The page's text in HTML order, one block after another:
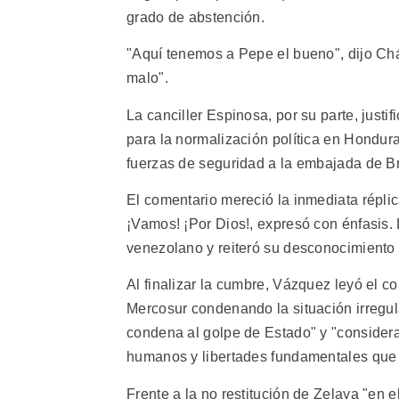
grado de abstención.
"Aquí tenemos a Pepe el bueno", dijo
malo".
La canciller Espinosa, por su parte,
para la normalización política en
fuerzas de seguridad a la embajada de
El comentario mereció la inmediata
¡Vamos! ¡Por Dios!, expresó con
venezolano y reiteró su
Al finalizar la cumbre, Vázquez leyó el
Mercosur condenando la situación
condena al golpe de Estado" y
humanos y libertades fundamentales
Frente a la no restitución de Zelaya "en